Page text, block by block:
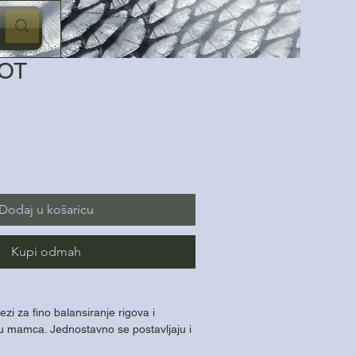
Dodaj u košaricu
Kupi odmah
za fino balansiranje rigova i
mamca. Jednostavno se postavljaju i